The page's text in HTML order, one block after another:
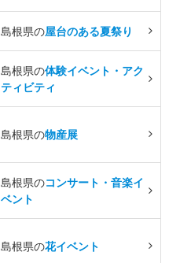
島根県の屋台のある夏祭り
島根県の体験イベント・アク
ティビティ
島根県の物産展
島根県のコンサート・音楽イ
ベント
島根県の花イベント